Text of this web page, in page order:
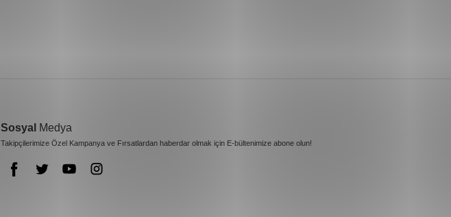
Sosyal Medya
Takipçilerimize Özel Kampanya ve Fırsatlardan haberdar olmak için E-bültenimize abone olun!